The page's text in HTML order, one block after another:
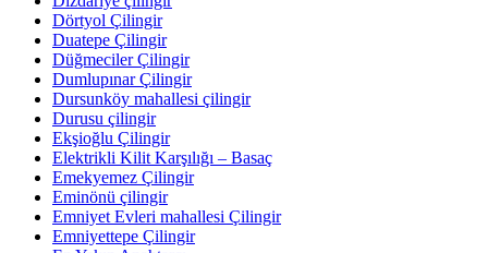
Dörtyol Çilingir
Duatepe Çilingir
Düğmeciler Çilingir
Dumlupınar Çilingir
Dursunköy mahallesi çilingir
Durusu çilingir
Ekşioğlu Çilingir
Elektrikli Kilit Karşılığı – Basaç
Emekyemez Çilingir
Eminönü çilingir
Emniyet Evleri mahallesi Çilingir
Emniyettepe Çilingir